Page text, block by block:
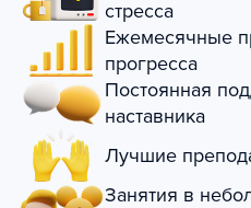
стресса
Ежемесячные
прогресса
Постоянная
наставника
Лучшие
Занятия в